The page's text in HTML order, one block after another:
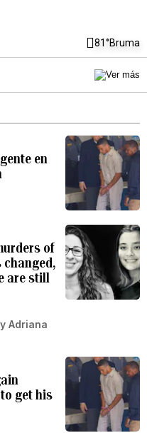
81°Bruma
en
of
changed,
are still
y Adriana
to get his